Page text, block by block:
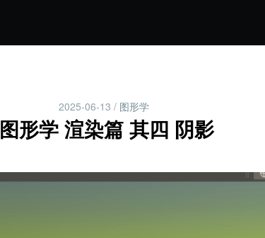
2025-06-13 / 图形学
图形学 渲染篇 其四 阴影